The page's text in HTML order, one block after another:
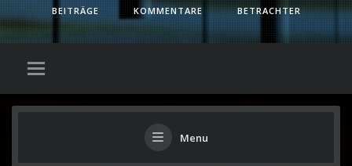
BEITRÄGE KOMMENTARE BETRACHTER
Menu